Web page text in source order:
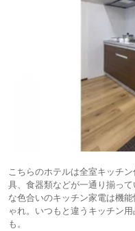
こちらのホテルは全室キッチ
具、食器類などが一通り揃っ
な色合いのキッチン家電は機
ゃれ。いつもと違うキッチン
も。